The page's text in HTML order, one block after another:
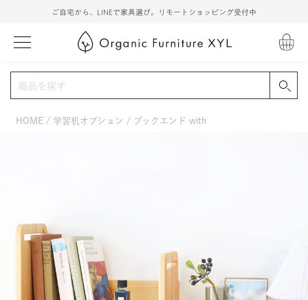
ご自宅から、LINEで家具選び。リモートショッピング受付中
HOME 学習机オプション ブックエンド with